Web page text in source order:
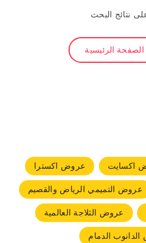
نتائج البحث
الرئيسية
اكسايت
عروض اكسترا
عروض التميمي الرياض والقصيم
عروض الثلاجة العالمية
الدمام